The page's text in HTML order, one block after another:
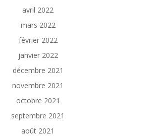
avril 2022
mars 2022
février 2022
janvier 2022
décembre 2021
novembre 2021
octobre 2021
septembre 2021
août 2021